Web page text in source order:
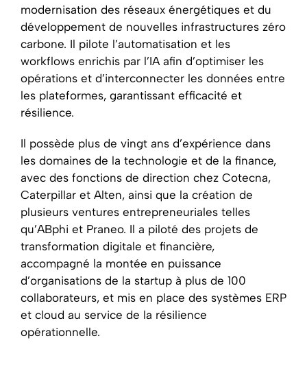
modernisation des réseaux énergétiques et du
développement de nouvelles infrastructures zéro
carbone. Il pilote l’automatisation et les
workflows enrichis par l’IA afin d’optimiser les
opérations et d’interconnecter les données entre
les plateformes, garantissant efficacité et
résilience.
Il possède plus de vingt ans d’expérience dans
les domaines de la technologie et de la finance,
avec des fonctions de direction chez Cotecna,
Caterpillar et Alten, ainsi que la création de
plusieurs ventures entrepreneuriales telles
qu’ABphi et Praneo. Il a piloté des projets de
transformation digitale et financière,
accompagné la montée en puissance
d’organisations de la startup à plus de 100
collaborateurs, et mis en place des systèmes ERP
et cloud au service de la résilience
opérationnelle.